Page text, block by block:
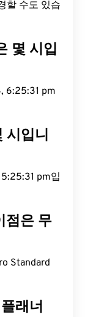
할 수도 있습
몇 시입
6:25:32 pm
시입니
pm
점은 무
Standard
래너